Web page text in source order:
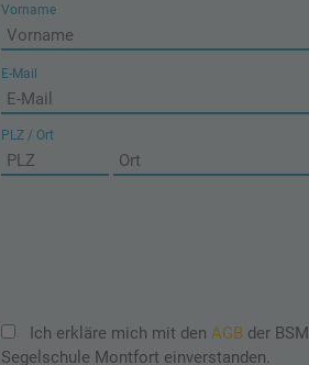
Vorname
E-Mail
PLZ / Ort
Ich erkläre mich mit den AGB der BSM
Segelschule Montfort einverstanden.